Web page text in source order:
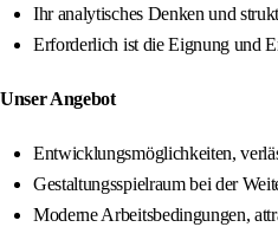
Ihr analytisches Denken und
Erforderlich ist die Eignung und
Unser Angebot
Entwicklungsmöglichkeiten,
Gestaltungsspielraum bei der
Moderne Arbeitsbedingungen,